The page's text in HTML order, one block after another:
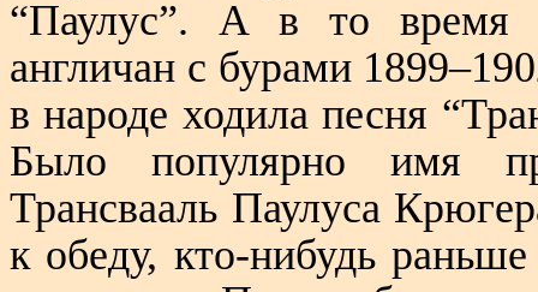
“Паулус”. А в то
англичан с бурами
в народе ходила песня
Было популярно имя
Трансвааль Паулуса
к обеду, кто-нибудь